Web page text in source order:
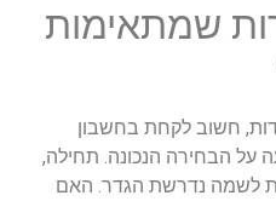
שמתאימות
חשוב לקחת בחשבון
הבחירה הנכונה. תחילה,
לשמה נדרשת הגדר. האם